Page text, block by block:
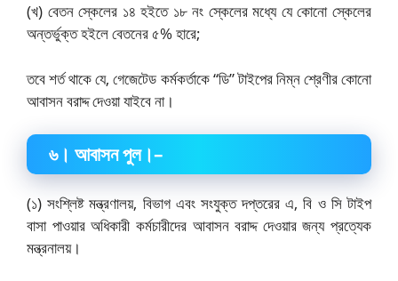
(খ) বেতন স্কেলের ১৪ হইতে ১৮ নং স্কেলের মধ্যে যে কোনো স্কেলের
অন্তর্ভুক্ত হইলে বেতনের ৫% হারে;
তবে শর্ত থাকে যে, গেজেটেড কর্মকর্তাকে “ডি” টাইপের নিম্ন শ্রেণীর কোনো
আবাসন বরাদ্দ দেওয়া যাইবে না।
৬। আবাসন পুল।–
(১) সংশ্লিষ্ট মন্ত্রণালয়, বিভাগ এবং সংযুক্ত দপ্তরের এ, বি ও সি টাইপ
বাসা পাওয়ার অধিকারী কর্মচারীদের আবাসন বরাদ্দ দেওয়ার জন্য প্রত্যেক
মন্ত্রনালয়।